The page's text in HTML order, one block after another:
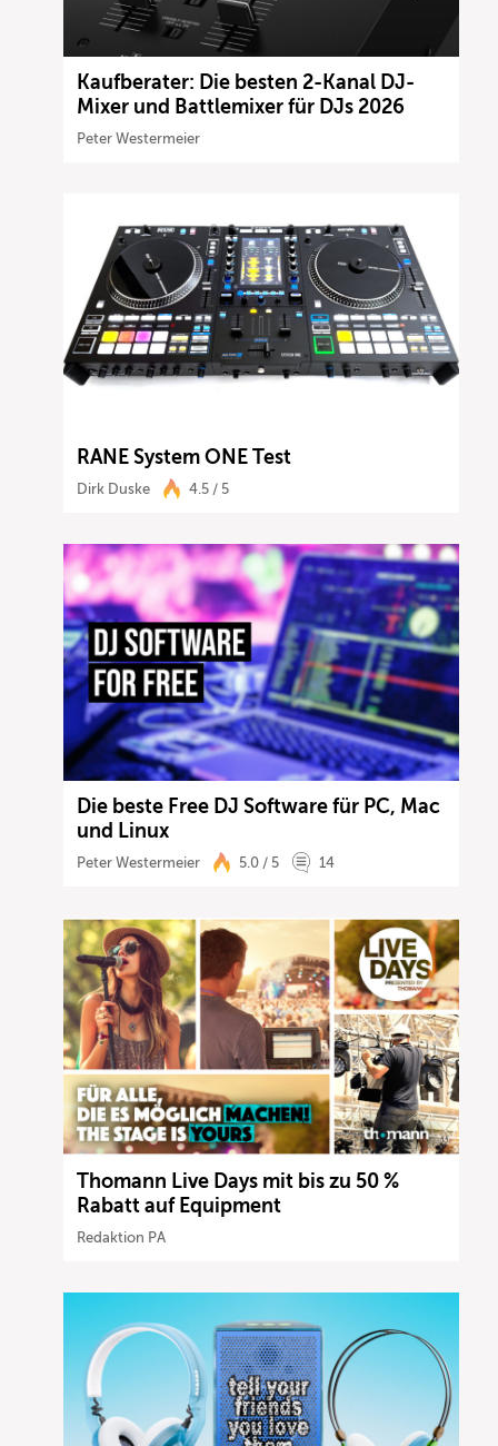
Kaufberater: Die besten 2-Kanal DJ-
Mixer und Battlemixer für DJs 2026
Peter Westermeier
RANE System ONE Test
Dirk Duske 4.5 / 5
Die beste Free DJ Software für PC, Mac
und Linux
Peter Westermeier 5.0 / 5 14
Thomann Live Days mit bis zu 50 %
Rabatt auf Equipment
Redaktion PA